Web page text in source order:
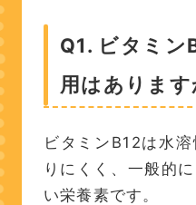
Q1. ビタミン
用はあります
ビタミンB12は水
りにくく、一般的
い栄養素です。